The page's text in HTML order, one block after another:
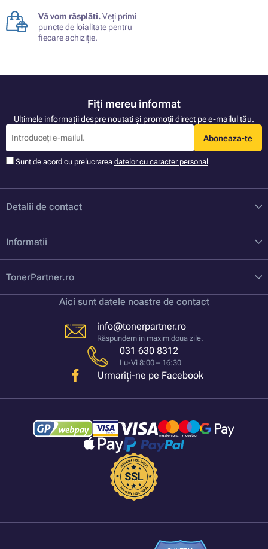
Vă vom răsplăti.Veți primi
puncte de loialitate pentru
fiecare achiziție.
Fiți mereu informat
Ultimele informații despre noutati și promoții direct pe e-mailul tău.
Aboneaza-te
Sunt de acord cu prelucrarea datelor cu caracter personal
Detalii de contact
Informatii
TonerPartner.ro
Aici sunt datele noastre de contact
info@tonerpartner.ro
Răspundem in maxim doua zile.
031 630 8312
Lu-Vi 8:00 – 16:30
Urmariți-ne pe Facebook